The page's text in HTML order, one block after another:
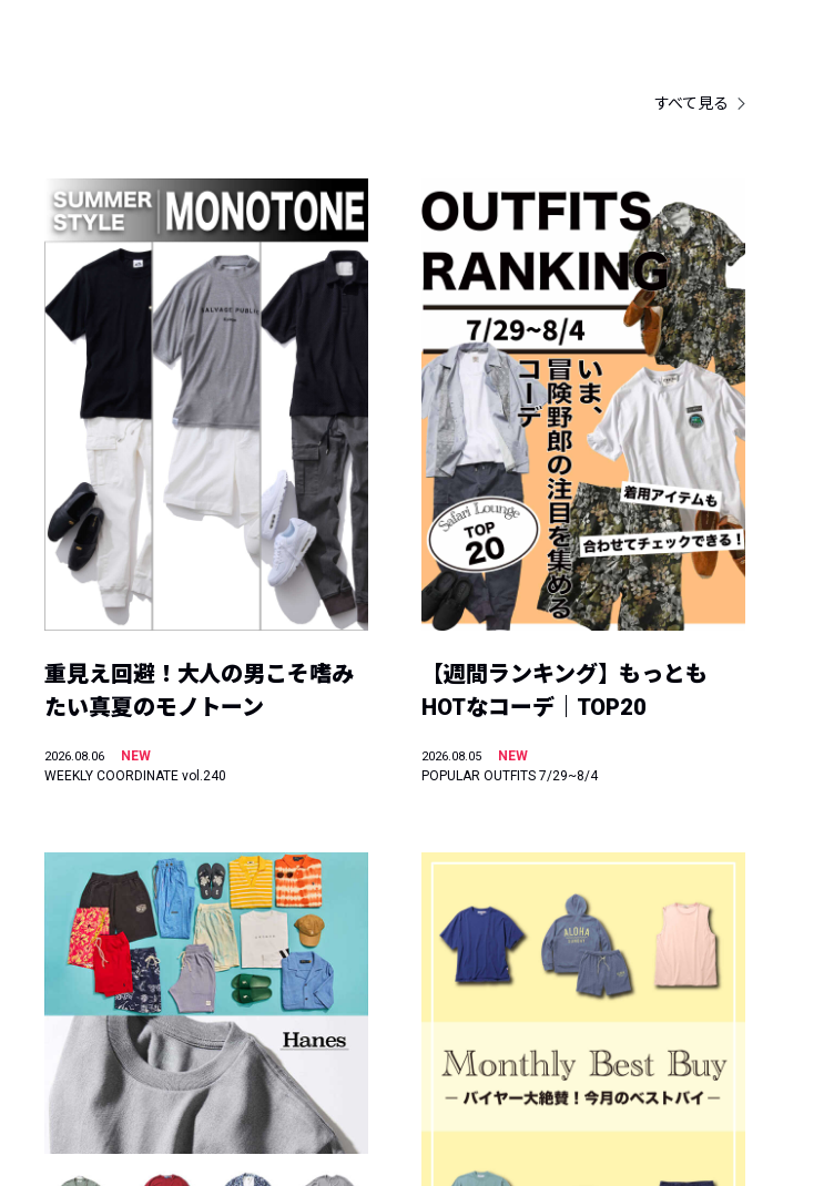
すべて見る
重見え回避！大人の男こそ嗜み
たい真夏のモノトーン
2026.08.06
NEW
WEEKLY COORDINATE vol.240
【週間ランキング】もっとも
HOTなコーデ｜TOP20
2026.08.05
NEW
POPULAR OUTFITS 7/29~8/4